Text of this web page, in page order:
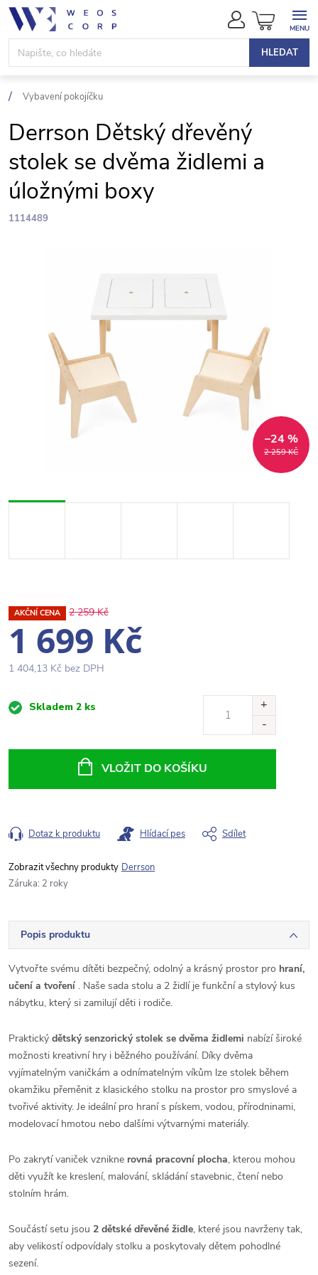
Přejít
obsah
HLEDAT
NÁKUPNÍ
KOŠÍK
Vybavení pokojíčku
Derrson Dětský dřevěný
stolek se dvěma židlemi a
úložnými boxy
1114489
2 259 KČ
–24 %
AKČNÍ CENA 2 259 Kč
1 699 Kč
1 404,13 Kč bez DPH
MěrnáSkladem 2 ks
VLOŽIT DO KOŠÍKU
Dotaz k produktu Hlídací pes Sdílet
Derrson
Záruka: 2 roky
Popis produktu
Vytvořte svému dítěti bezpečný, odolný a krásný prostor pro hraní,
učení a tvoření . Naše sada stolu a 2 židlí je funkční a stylový kus
nábytku, který si zamilují děti i rodiče.
Praktický dětský senzorický stolek se dvěma židlemi nabízí široké
možnosti kreativní hry i běžného používání. Díky dvěma
vyjímatelným vaničkám a odnímatelným víkům lze stolek během
okamžiku přeměnit z klasického stolku na prostor pro smyslové a
tvořivé aktivity. Je ideální pro hraní s pískem, vodou, přírodninami,
modelovací hmotou nebo dalšími výtvarnými materiály.
Po zakrytí vaniček vznikne rovná pracovní plocha, kterou mohou
děti využít ke kreslení, malování, skládání stavebnic, čtení nebo
stolním hrám.
Součástí setu jsou 2 dětské dřevěné židle, které jsou navrženy tak,
aby velikostí odpovídaly stolku a poskytovaly dětem pohodlné
sezení.